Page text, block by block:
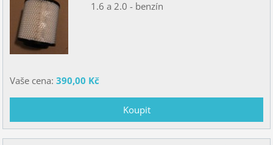
1.6 a 2.0 - benzín
Vaše cena: 390,00 Kč